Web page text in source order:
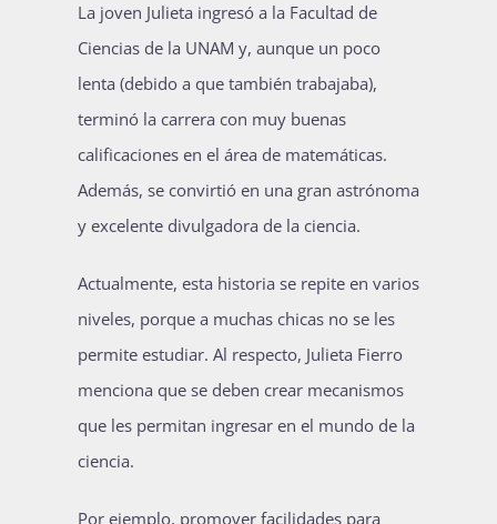
La joven Julieta ingresó a la Facultad de
Ciencias de la UNAM y, aunque un poco
lenta (debido a que también trabajaba),
terminó la carrera con muy buenas
calificaciones en el área de matemáticas.
Además, se convirtió en una gran astrónoma
y excelente divulgadora de la ciencia.
Actualmente, esta historia se repite en varios
niveles, porque a muchas chicas no se les
permite estudiar. Al respecto, Julieta Fierro
menciona que se deben crear mecanismos
que les permitan ingresar en el mundo de la
ciencia.
Por ejemplo, promover facilidades para